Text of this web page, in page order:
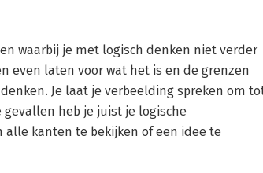
waarbij je met logisch denken niet verder
even laten voor wat het is en de grenzen
Je laat je verbeelding spreken om
heb je juist je logische
kanten te bekijken of een idee te